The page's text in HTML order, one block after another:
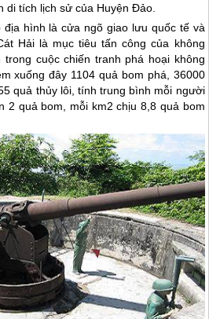
di tích lịch sử của Huyện Đảo.
địa hình là cửa ngõ giao lưu quốc tế và
Hải là mục tiêu tấn công của không
cuộc chiến tranh phá hoại không
xuống đây 1104 quả bom phá, 36000
quả thủy lôi, tính trung bình mỗi người
2 quả bom, mỗi km2 chịu 8,8 quả bom